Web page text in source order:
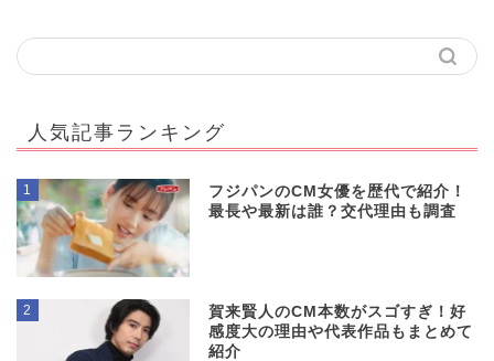
人気記事ランキング
1
フジパンのCM女優を歴代で紹介！
最長や最新は誰？交代理由も調査
2
賀来賢人のCM本数がスゴすぎ！好
感度大の理由や代表作品もまとめて
紹介